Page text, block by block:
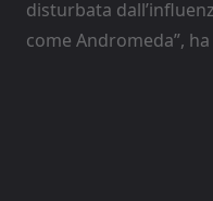
disturbata
come Andromeda”,